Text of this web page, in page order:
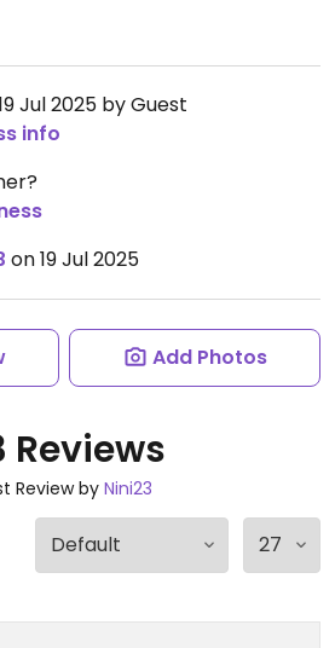
Jul 2025 by Guest
info
on 19 Jul 2025
Add Photos
Reviews
Review by Nini23